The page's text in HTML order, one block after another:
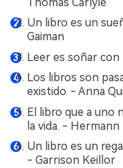
Un libro es un
Gaiman
Leer es soñar
Los libros son
existido. - Anna
El libro que a uno
la vida. - Hermann
Un libro es un
- Garrison Keillor